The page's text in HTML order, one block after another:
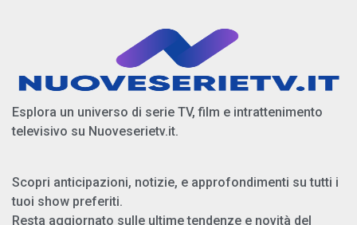
Esplora un universo di serie TV, film e intrattenimento
televisivo su Nuoveserietv.it.
Scopri anticipazioni, notizie, e approfondimenti su tutti i
tuoi show preferiti.
Resta aggiornato sulle ultime tendenze e novità del